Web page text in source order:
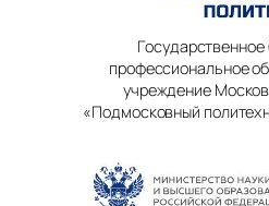
профессиональное
учреждение
«Подмосковный